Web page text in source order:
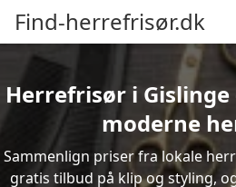
Find-herrefrisør.dk
Herrefrisør i
moderne
Sammenlign priser fra lokale
gratis tilbud på klip og styling,